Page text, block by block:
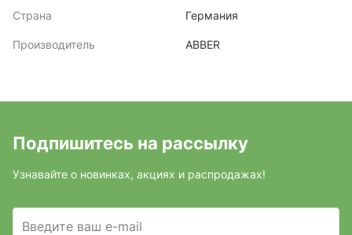
Страна Германия
Производитель ABBER
Подпишитесь на рассылку
Узнавайте о новинках, акциях и распродажах!
Введите ваш e-mail